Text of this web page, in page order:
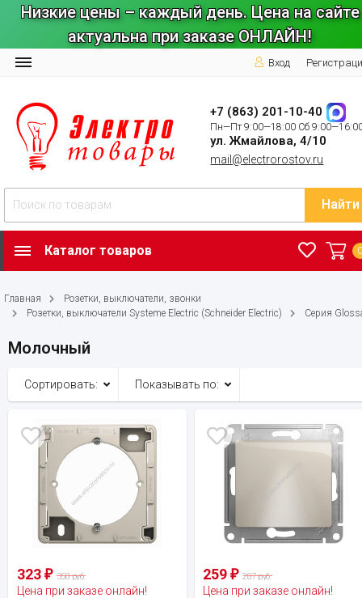
Низкие цены – каждый день. Цена на сайте
актуальна при заказе ОНЛАЙН!
Вход
+7 (863) 201-10-40
Пн—Пт 9:00—18:00 Сб
ул. Жмайлова, 4/10
mail@electrorostov.ru
Найти
Каталог товаров
Главная
Розетки, выключатели, звонки
Розетки, выключатели Systeme Electric (Schneider Electric)
Серия
Молочный
Сортировать: Показывать по:
323 ₽ 358 руб.
Цена при заказе онлайн!
259₽ 287 руб.
Цена при заказе онлайн!